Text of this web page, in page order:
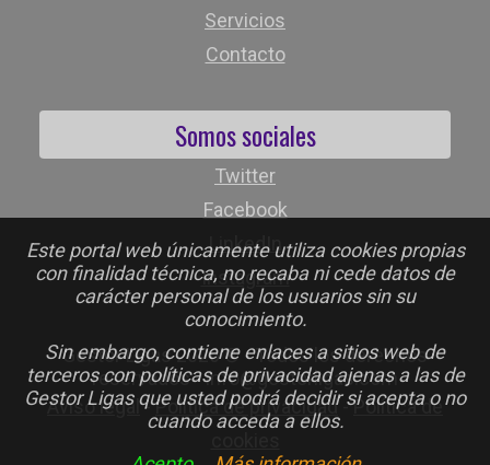
Este portal web únicamente utiliza cookies propias
con finalidad técnica, no recaba ni cede datos de
carácter personal de los usuarios sin su
conocimiento.
Sin embargo, contiene enlaces a sitios web de
terceros con políticas de privacidad ajenas a las de
Gestor Ligas que usted podrá decidir si acepta o no
cuando acceda a ellos.
Servicios
Contacto
Somos sociales
Twitter
Facebook
LinkedIn
Instagram
Gestor Ligas 2026 © - Todos los derechos
reservados - info@gestorligas.com
Aviso legal-Política de privacidad-Política de